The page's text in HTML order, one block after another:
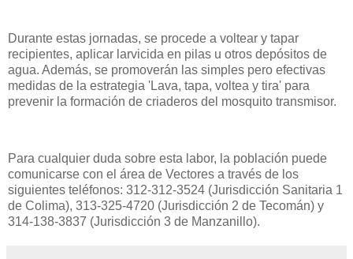
Durante estas jornadas, se procede a voltear y tapar
recipientes, aplicar larvicida en pilas u otros depósitos de
agua. Además, se promoverán las simples pero efectivas
medidas de la estrategia 'Lava, tapa, voltea y tira' para
prevenir la formación de criaderos del mosquito transmisor.
Para cualquier duda sobre esta labor, la población puede
comunicarse con el área de Vectores a través de los
siguientes teléfonos: 312-312-3524 (Jurisdicción Sanitaria 1
de Colima), 313-325-4720 (Jurisdicción 2 de Tecomán) y
314-138-3837 (Jurisdicción 3 de Manzanillo).